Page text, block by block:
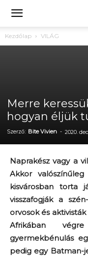
Kezdőlap VILÁG
Merre
hogyan éljük
Szerző: Bite Vivien - 2020.
Naprakész vagy a
Akkor
kisvárosban torta
visszafogják a
orvosok és
Afrikában
gyermekbénulás
pedig egy Batman-